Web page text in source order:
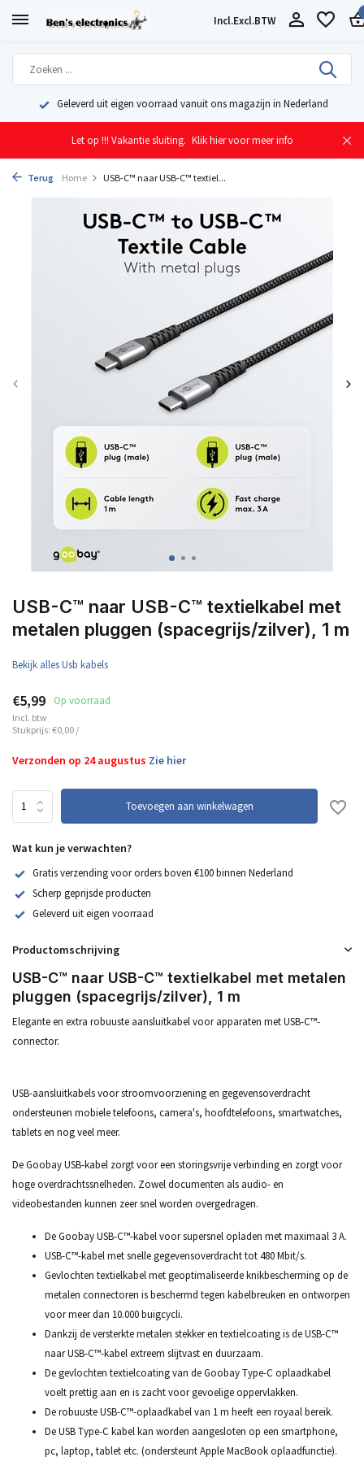
Incl.Excl.BTW
Geleverd uit eigen voorraad vanuit ons magazijn in Nederland
Let op !!! Vakantie sluiting. Klik hier voor meer info
Terug Home USB-C™ naar USB-C™ textiel...
USB-C™ naar USB-C™ textielkabel met
metalen pluggen (spacegrijs/zilver), 1 m
Bekijk alles Usb kabels
€5,99 Op voorraad
Incl. btw
Stukprijs: €0,00 /
Verzonden op 24 augustus Zie hier
Toevoegen aan winkelwagen
Wat kun je verwachten?
Gratis verzending voor orders boven €100 binnen Nederland
Scherp geprijsde producten
Geleverd uit eigen voorraad
Productomschrijving
USB-C™ naar USB-C™ textielkabel met metalen
pluggen (spacegrijs/zilver), 1 m
Elegante en extra robuuste aansluitkabel voor apparaten met USB-C™-
connector.
USB-aansluitkabels voor stroomvoorziening en gegevensoverdracht
ondersteunen mobiele telefoons, camera's, hoofdtelefoons, smartwatches,
tablets en nog veel meer.
De Goobay USB-kabel zorgt voor een storingsvrije verbinding en zorgt voor
hoge overdrachtssnelheden. Zowel documenten als audio- en
videobestanden kunnen zeer snel worden overgedragen.
De Goobay USB-C™-kabel voor supersnel opladen met maximaal 3 A.
USB-C™-kabel met snelle gegevensoverdracht tot 480 Mbit/s.
Gevlochten textielkabel met geoptimaliseerde knikbescherming op de
metalen connectoren is beschermd tegen kabelbreuken en ontworpen
voor meer dan 10.000 buigcycli.
Dankzij de versterkte metalen stekker en textielcoating is de USB-C™
naar USB-C™-kabel extreem slijtvast en duurzaam.
De gevlochten textielcoating van de Goobay Type-C oplaadkabel
voelt prettig aan en is zacht voor gevoelige oppervlakken.
De robuuste USB-C™-oplaadkabel van 1 m heeft een royaal bereik.
De USB Type-C kabel kan worden aangesloten op een smartphone,
pc, laptop, tablet etc. (ondersteunt Apple MacBook oplaadfunctie).